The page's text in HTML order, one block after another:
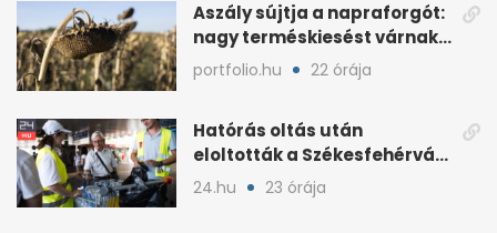
Aszály sújtja a napraforgót:
nagy terméskiesést várnak
a gazdák
portfolio.hu 22 órája
Hatórás oltás után
eloltották a Székesfehérvár
melletti tüzet
24.hu 23 órája